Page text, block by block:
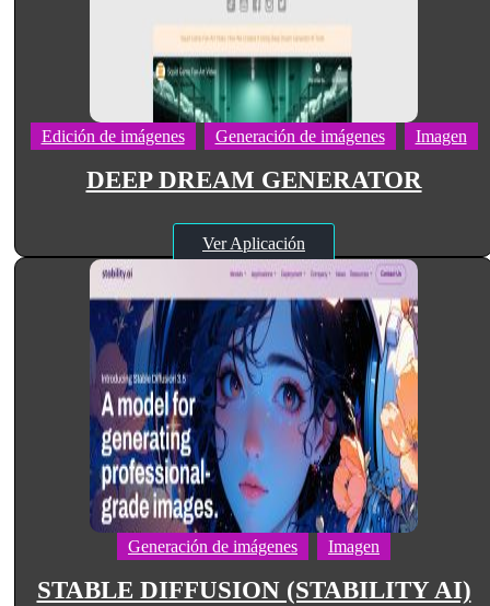
Edición de imágenes Generación de imágenes Imagen
DEEP DREAM GENERATOR
Ver Aplicación
Generación de imágenes Imagen
STABLE DIFFUSION (STABILITY AI)